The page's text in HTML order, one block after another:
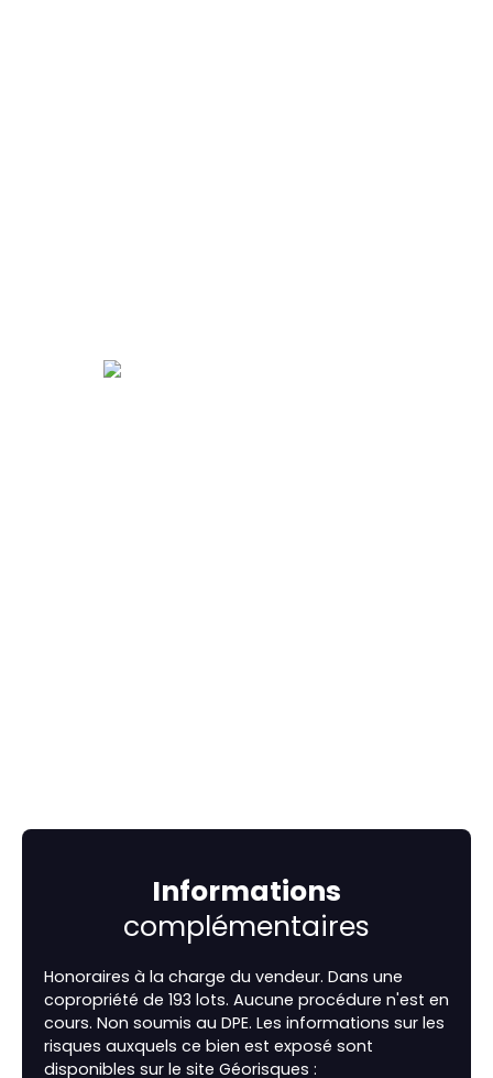
Informations
complémentaires
Honoraires à la charge du vendeur. Dans une
copropriété de 193 lots. Aucune procédure n'est en
cours. Non soumis au DPE. Les informations sur les
risques auxquels ce bien est exposé sont
disponibles sur le site Géorisques :